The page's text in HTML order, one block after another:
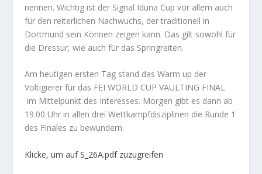
nennen. Wichtig ist der Signal Iduna Cup vor allem auch
für den reiterlichen Nachwuchs, der traditionell in
Dortmund sein Können zeigen kann. Das gilt sowohl für
die Dressur, wie auch für das Springreiten.
Am heutigen ersten Tag stand das Warm up der
Voltigierer für das FEI WORLD CUP VAULTING FINAL
im Mittelpunkt des Interesses. Morgen gibt es dann ab
19.00 Uhr in allen drei Wettkampfdisziplinen die Runde 1
des Finales zu bewundern.
Klicke, um auf S_26A.pdf zuzugreifen